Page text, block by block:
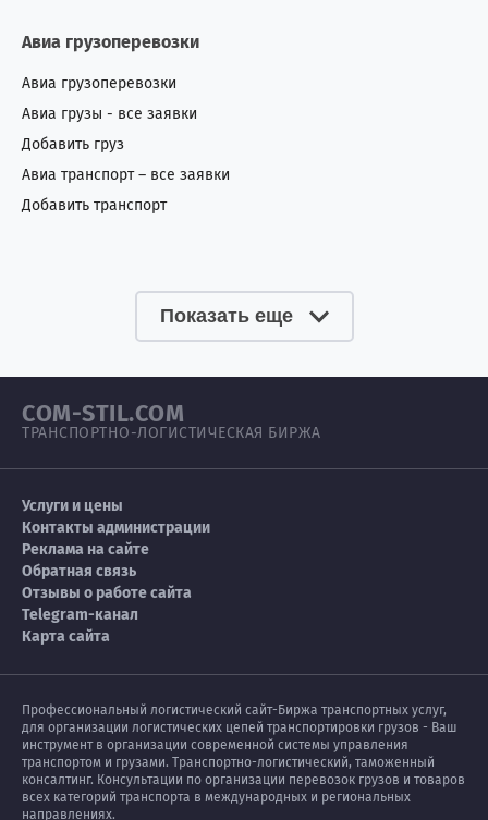
Авиа грузоперевозки
Авиа грузоперевозки
Авиа грузы - все заявки
Добавить груз
Авиа транспорт – все заявки
Добавить транспорт
Показать еще
COM-STIL.COM
ТРАНСПОРТНО-ЛОГИСТИЧЕСКАЯ БИРЖА
Услуги и цены
Контакты администрации
Реклама на сайте
Обратная связь
Отзывы о работе сайта
Telegram-канал
Карта сайта
Профессиональный логистический сайт-Биржа транспортных услуг,
для организации логистических цепей транспортировки грузов - Ваш
инструмент в организации современной системы управления
транспортом и грузами. Транспортно-логистический, таможенный
консалтинг. Консультации по организации перевозок грузов и товаров
всех категорий транспорта в международных и региональных
направлениях.